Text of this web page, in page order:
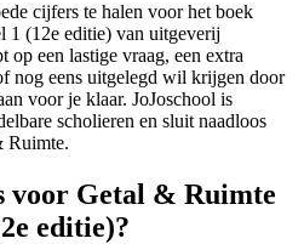
cijfers te halen voor het boek
1 (12e editie) van uitgeverij
op een lastige vraag, een extra
nog eens uitgelegd wil krijgen door
voor je klaar. JoJoschool is
scholieren en sluit naadloos
Ruimte.
voor Getal & Ruimte
editie)?